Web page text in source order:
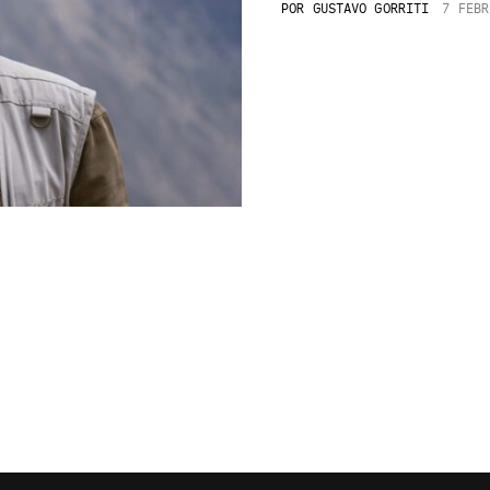
POR GUSTAVO GORRITI 7